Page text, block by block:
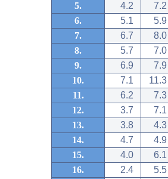
5.
4.2
7.2
6.
5.1
5.9
7.
6.7
8.0
8.
5.7
7.0
9.
6.9
7.9
10.
7.1
11.3
11.
6.2
7.3
12.
3.7
7.1
13.
3.8
4.3
14.
4.7
4.9
15.
4.0
6.1
16.
2.4
5.5